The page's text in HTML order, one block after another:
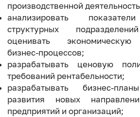
производственной
анализировать
структурных
оценивать экономическую
бизнес-процессов;
разрабатывать ценовую
требований рентабельности;
разрабатывать бизнес-
развития новых
предприятий и организаций;